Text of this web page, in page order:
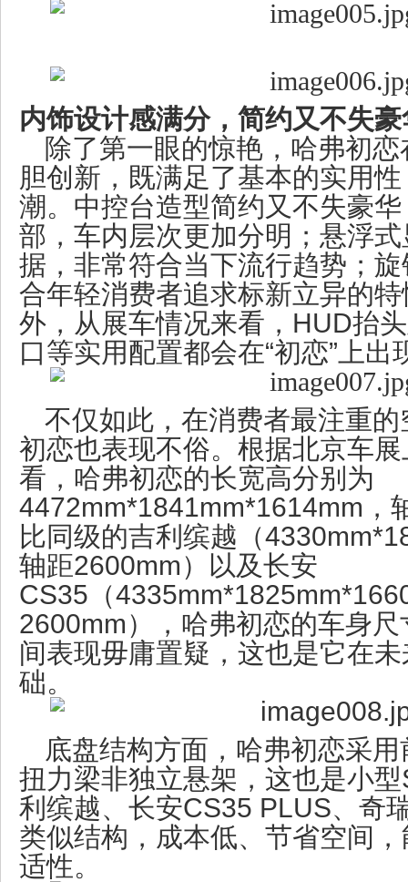
内饰设计感满分，简约又不失豪
除了第一眼的惊艳，哈弗初
胆创新，既满足了基本的实用
潮。中控台造型简约又不失豪
部，车内层次更加分明；悬浮
据，非常符合当下流行趋势；
合年轻消费者追求标新立异的
外，从展车情况来看，HUD抬
口等实用配置都会在“初恋”上出
不仅如此，在消费者最注重
初恋也表现不俗。根据北京车
看，哈弗初恋的长宽高分别为
4472mm*1841mm*1614mm，
比同级的吉利缤越（
轴距2600mm）以及长安
CS35（
2600mm），哈弗初恋的车身
间表现毋庸置疑，这也是它在
础。
底盘结构方面，哈弗初恋采
扭力梁非独立悬架，这也是小
利缤越、长安CS35 PLUS、奇
类似结构，成本低、节省空间
适性。